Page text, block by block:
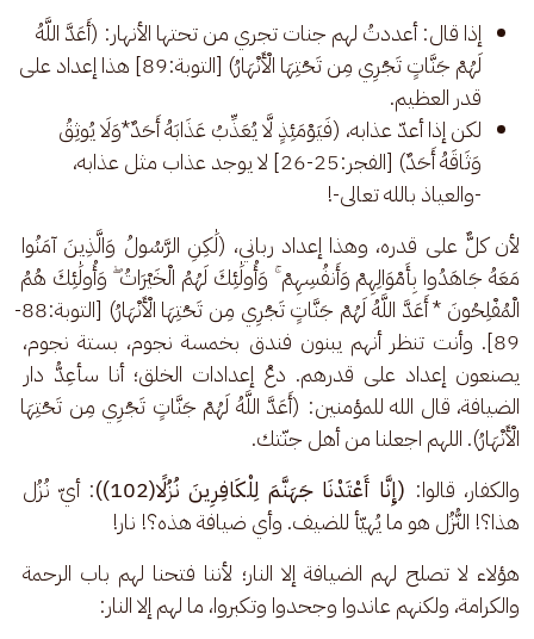
إذا قال: أعددتُ لهم جنات تجري من تحتها الأنهار: (أَعَدَّ اللَّهُ
لَهُمْ جَنَّاتٍ تَجْرِي مِن تَحْتِهَا الْأَنْهَارُ) [التوبة:89] هذا إعداد على
قدر العظيم.
لكن إذا أعدّ عذابه، (فَيَوْمَئِذٍ لَّا يُعَذِّبُ عَذَابَهُ أَحَدٌ*وَلَا يُوثِقُ
وَثَاقَهُ أَحَدٌ) [الفجر:25-26] لا يوجد عذاب مثل عذابه،
-والعياذ بالله تعالى-!
لأن كلٌّ على قدره، وهذا إعداد رباني، (لَٰكِنِ الرَّسُولُ وَالَّذِينَ آمَنُوا
مَعَهُ جَاهَدُوا بِأَمْوَالِهِمْ وَأَنفُسِهِمْ ۚ وَأُولَٰئِكَ لَهُمُ الْخَيْرَاتُ ۖ وَأُولَٰئِكَ هُمُ
الْمُفْلِحُونَ * أَعَدَّ اللَّهُ لَهُمْ جَنَّاتٍ تَجْرِي مِن تَحْتِهَا الْأَنْهَارُ) [التوبة:88-
89]. وأنت تنظر أنهم يبنون فندق بخمسة نجوم، بستة نجوم،
يصنعون إعداد على قدرهم. دعْ إعدادات الخلق؛ أنا سأعِدُّ دار
الضيافة، قال الله للمؤمنين: (أَعَدَّ اللَّهُ لَهُمْ جَنَّاتٍ تَجْرِي مِن تَحْتِهَا
الْأَنْهَارُ). اللهم اجعلنا من أهل جنّتك.
والكفار، قالوا: (إِنَّا أَعْتَدْنَا جَهَنَّمَ لِلْكَافِرِينَ نُزُلًا(102))
: أيّ نُزُل
هذا؟! النُّزُل هو ما يُهيّأ للضيف. وأي ضيافة هذه؟! نار!
هؤلاء لا تصلح لهم الضيافة إلا النار؛ لأننا فتحنا لهم باب الرحمة
والكرامة، ولكنهم عاندوا وجحدوا وتكبروا، ما لهم إلا النار: